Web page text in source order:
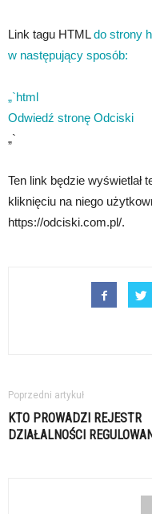
Link tagu HTMLdo strony
w następujący sposób:
„`html
Odwiedź stronę Odciski
„`
Ten link będzie wyświetlał
kliknięciu na niego
https://odciski.com.pl/.
Poprzedni artykuł
KTO PROWADZI REJESTR
DZIAŁALNOŚCI